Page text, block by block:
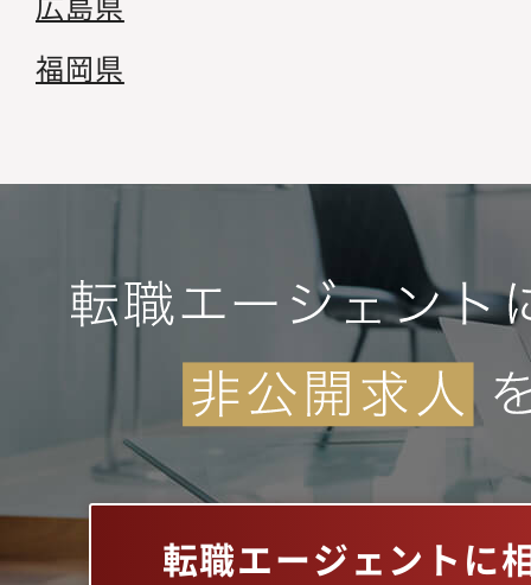
福岡県
転職エージェントに